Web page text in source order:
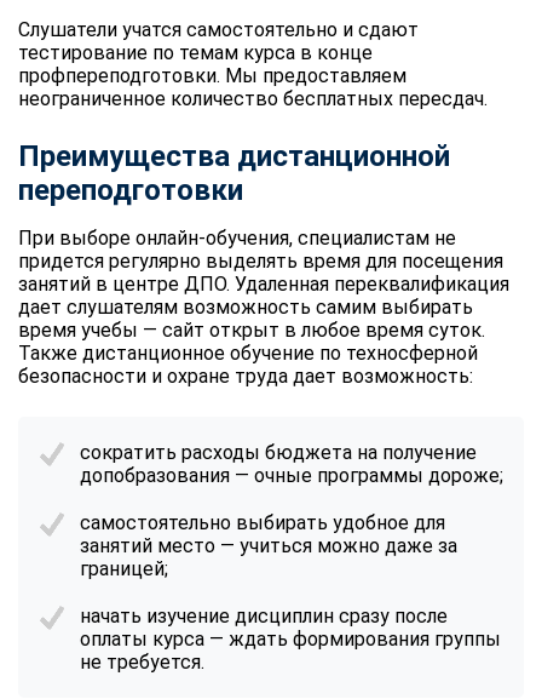
Слушатели учатся самостоятельно и сдают
тестирование по темам курса в конце
профпереподготовки. Мы предоставляем
неограниченное количество бесплатных пересдач.
Преимущества дистанционной
переподготовки
При выборе онлайн-обучения, специалистам не
придется регулярно выделять время для посещения
занятий в центре ДПО. Удаленная переквалификация
дает слушателям возможность самим выбирать
время учебы — сайт открыт в любое время суток.
Также дистанционное обучение по техносферной
безопасности и охране труда дает возможность:
сократить расходы бюджета на получение
допобразования — очные программы дороже;
самостоятельно выбирать удобное для
занятий место — учиться можно даже за
границей;
начать изучение дисциплин сразу после
оплаты курса — ждать формирования группы
не требуется.